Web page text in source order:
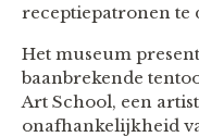
receptiepatronen te
Het museum
baanbrekende
Art School, een
onafhankelijkheid